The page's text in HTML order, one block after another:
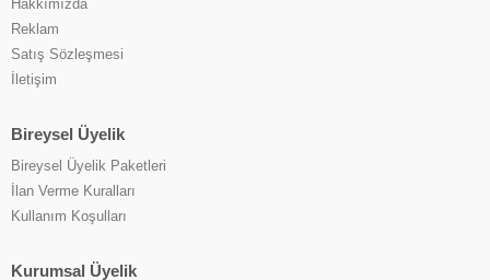
Hakkımızda
Reklam
Satış Sözleşmesi
İletişim
Bireysel Üyelik
Bireysel Üyelik Paketleri
İlan Verme Kuralları
Kullanım Koşulları
Kurumsal Üyelik